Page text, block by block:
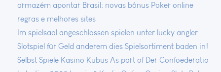
armazém apontar Brasil: novas bônus Poker online
regras e melhores sites
Im spielsaal angeschlossen spielen unter lucky angler
Slotspiel für Geld anderem dies Spielsortiment baden in!
Selbst Spiele Kasino Kubus As part of Der Confoederatio